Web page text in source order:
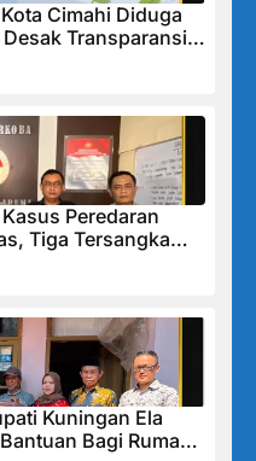
Cimahi Diduga
Transparansi
Peredaran
Tiga Tersangka
Kuningan Ela
Bagi Rumah